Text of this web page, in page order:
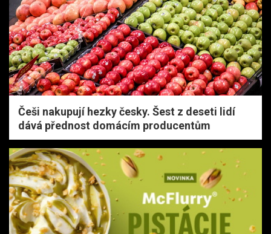
Češi nakupují hezky česky. Šest z deseti lidí
dává přednost domácím producentům